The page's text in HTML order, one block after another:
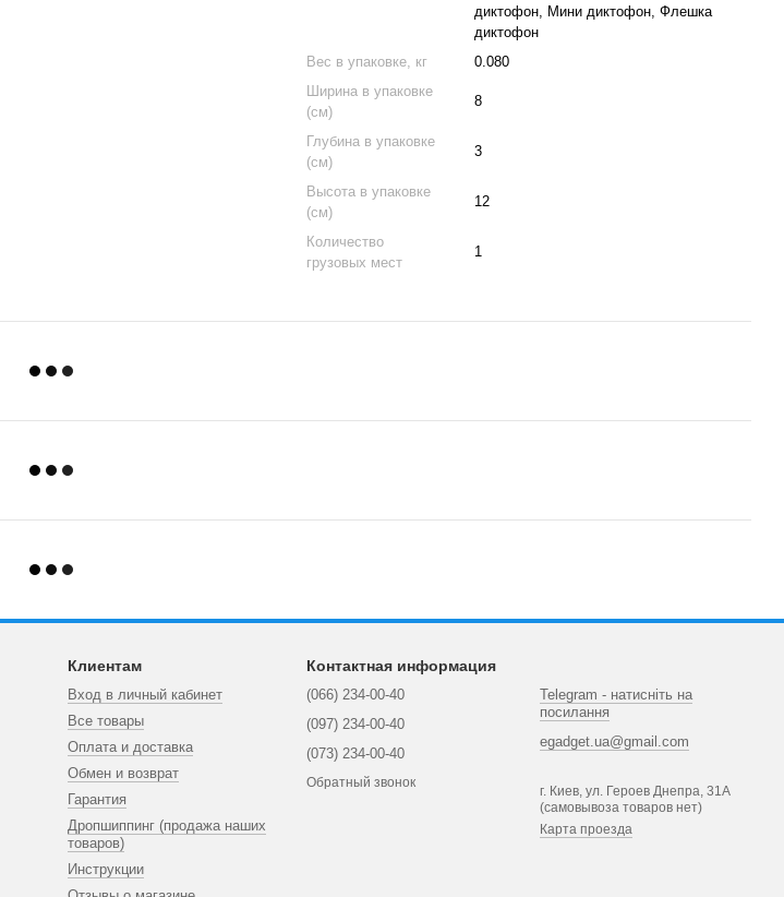
диктофон, Мини диктофон, Флешка
диктофон
Вес в упаковке, кг
0.080
Ширина в упаковке
(см)
8
Глубина в упаковке
(см)
3
Высота в упаковке
(см)
12
Количество
грузовых мест
1
Клиентам
Вход в личный кабинет
Все товары
Оплата и доставка
Обмен и возврат
Гарантия
Дропшиппинг (продажа наших
товаров)
Инструкции
Контактная информация
(066) 234-00-40
(097) 234-00-40
(073) 234-00-40
Обратный звонок
Telegram - натисніть на
посилання
egadget.ua@gmail.com
г. Киев, ул. Героев Днепра, 31А
(самовывоза товаров нет)
Карта проезда